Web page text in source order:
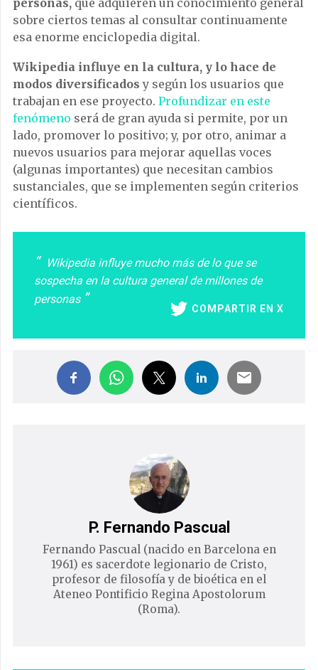
personas, que adquieren un conocimiento general
sobre ciertos temas al consultar continuamente
esa enorme enciclopedia digital.
Wikipedia influye en la cultura, y lo hace de
modos diversificados y según los usuarios que
trabajan en ese proyecto. Profundizar en este
fenómeno será de gran ayuda si permite, por un
lado, promover lo positivo; y, por otro, animar a
nuevos usuarios para mejorar aquellas voces
(algunas importantes) que necesitan cambios
sustanciales, que se implementen según criterios
científicos.
Wikipedia influye mucho más de lo que se
sospecha en la cultura general de millones de
personas
COMPARTIR EN X
P. Fernando Pascual
Fernando Pascual (nacido en Barcelona en
1961) es sacerdote legionario de Cristo,
profesor de filosofía y de bioética en el
Ateneo Pontificio Regina Apostolorum
(Roma).